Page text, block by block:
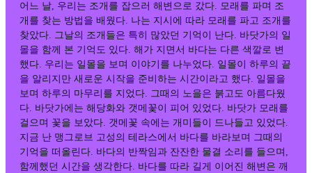
어느 날, 우리는 조개를 잡으러 해변으로 갔다. 모래를 파며 조
개를 찾는 방법을 배웠다. 나는 지시에 따라 모래를 파고 조개를
찾았다. 그날의 조개들은 특히 많았던 기억이 난다. 바닷가의 일
몰을 함께 본 기억도 있다. 해가 지면서 바다는 다른 색깔로 변
했다. 우리는 일몰을 보며 이야기를 나누었다. 일몰이 하루의 끝
을 알리지만 새로운 시작을 준비하는 시간이라고 했다. 일몰을
보며 하루의 마무리를 지었다. 그때의 노을은 붉고도 아름다웠
다. 바닷가에는 해당화와 갯메꽃이 피어 있었다. 바닷가 모래를
걸으며 꽃을 보았다. 갯메꽃 속에는 개미들이 드나들고 있었다.
지금 난 맹그로브 고성의 테라스에서 바다를 바라보며 그때의
기억을 떠올린다. 바다의 반짝임과 잔잔한 물결 소리를 들으며,
함께했던 시간을 생각한다. 바다를 따라 길게 이어진 해변은 깨